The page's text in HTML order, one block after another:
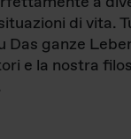
di vita.
Das ganze
e la nostra